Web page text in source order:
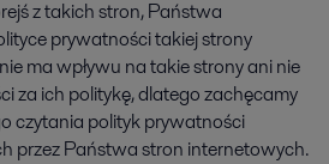
z takich stron, Państwa
prywatności takiej strony
ma wpływu na takie strony ani nie
za ich politykę, dlatego zachęcamy
czytania polityk prywatności
przez Państwa stron internetowych.